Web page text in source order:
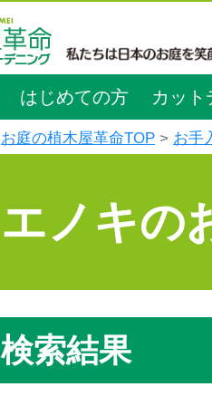
はじめての方 カット
お庭の植木屋革命TOP お手
エノキの
検索結果